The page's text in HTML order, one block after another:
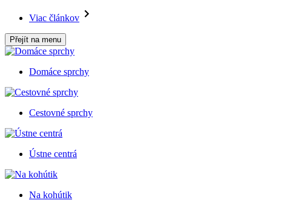
Viac článkov
Přejít na menu
Domáce sprchy
Cestovné sprchy
Ústne centrá
Na kohútik